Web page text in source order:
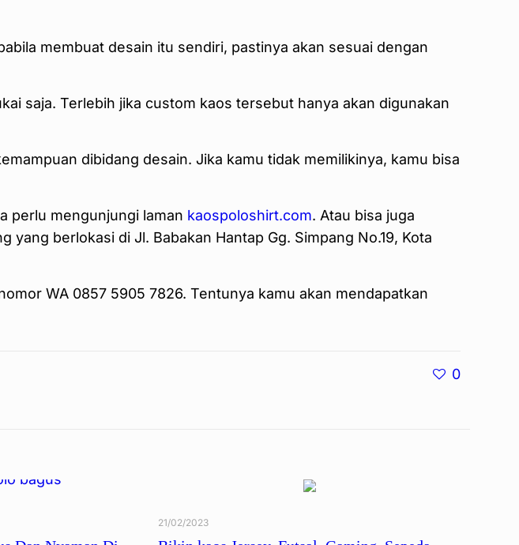
membuat desain itu sendiri, pastinya akan sesuai dengan
saja. Terlebih jika custom kaos tersebut hanya akan digunakan
dibidang desain. Jika kamu tidak memilikinya, kamu bisa
perlu mengunjungi laman kaospoloshirt.com. Atau bisa juga
berlokasi di Jl. Babakan Hantap Gg. Simpang No.19, Kota
WA 0857 5905 7826. Tentunya kamu akan mendapatkan
0
21/02/2023